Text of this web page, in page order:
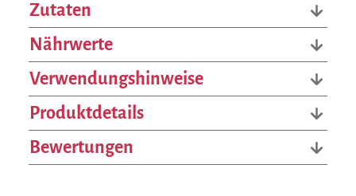
Zutaten
Nährwerte
Verwendungshinweise
Produktdetails
Bewertungen